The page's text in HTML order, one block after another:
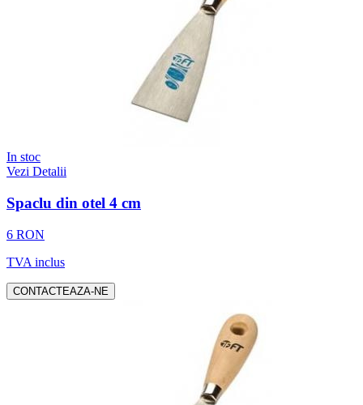
In stoc
Vezi Detalii
Spaclu din otel 4 cm
6 RON
TVA inclus
CONTACTEAZA-NE